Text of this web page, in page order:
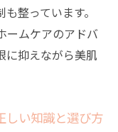
整っています。
ームケアのアドバ
に抑えながら美肌
しい知識と選び方